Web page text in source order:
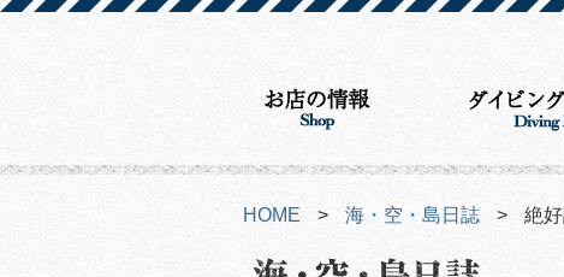
HOME > 海・空・島日誌 > 絶